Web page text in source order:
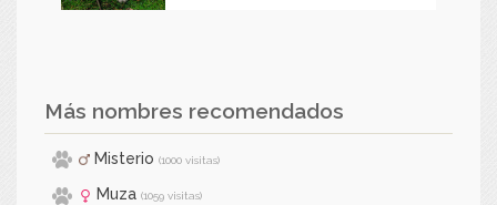
Más nombres recomendados
Misterio (1000 visitas)
Muza (1059 visitas)